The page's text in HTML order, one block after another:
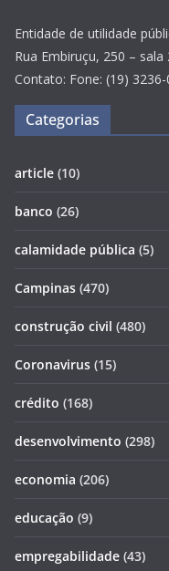
Entidade de utilidade
Rua Embiruçu, 250 – sala
Contato: Fone: (19)
Categorias
article (10)
banco (26)
calamidade pública (5)
Campinas (470)
construção civil (480)
Coronavirus (15)
crédito (168)
desenvolvimento (298)
economia (206)
educação (9)
empregabilidade (43)